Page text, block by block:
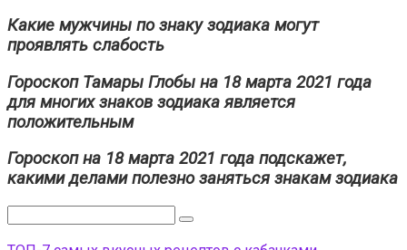
Какие мужчины по знаку зодиака могут
проявлять слабость
Гороскоп Тамары Глобы на 18 марта 2021 года
для многих знаков зодиака является
положительным
Гороскоп на 18 марта 2021 года подскажет,
какими делами полезно заняться знакам зодиака